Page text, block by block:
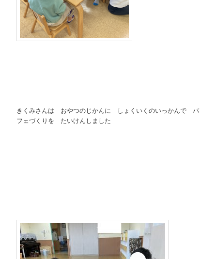
きくみさんは おやつのじかんに しょくいくのいっかんで パ
フェづくりを たいけんしました